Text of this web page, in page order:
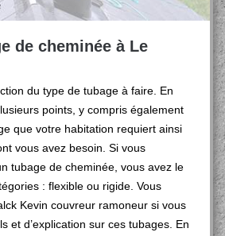
de cheminée à Le
du type de tubage à faire. En
points, y compris également
que votre habitation requiert ainsi
vous avez besoin. Si vous
tubage de cheminée, vous avez le
: flexible ou rigide. Vous
Kevin couvreur ramoneur si vous
et d’explication sur ces tubages. En